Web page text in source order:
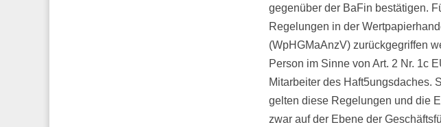
gegenüber der BaFin bestätigen.
Regelungen in der
(WpHGMaAnzV) zurückgegriffen
Person im Sinne von Art. 2 Nr. 1c
Mitarbeiter des Haft5ungsdaches.
gelten diese Regelungen und die
zwar auf der Ebene der